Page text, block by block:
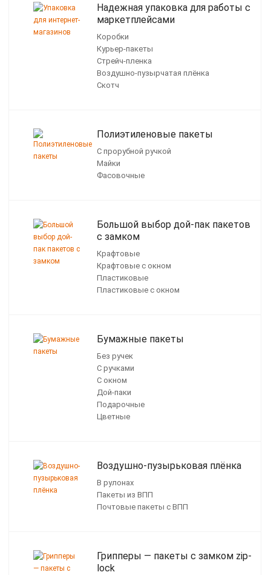
Надежная упаковка для работы с
маркетплейсами
Коробки
Курьер-пакеты
Стрейч-пленка
Воздушно-пузырчатая плёнка
Скотч
Полиэтиленовые пакеты
С прорубной ручкой
Майки
Фасовочные
Большой выбор дой-пак пакетов
с замком
Крафтовые
Крафтовые с окном
Пластиковые
Пластиковые с окном
Бумажные пакеты
Без ручек
С ручками
С окном
Дой-паки
Подарочные
Цветные
Воздушно-пузырьковая плёнка
В рулонах
Пакеты из ВПП
Почтовые пакеты с ВПП
Грипперы — пакеты с замком zip-
lock